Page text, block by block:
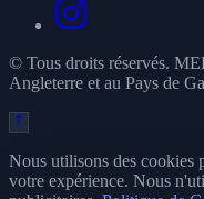
© Tous droits réservés.
Angleterre et au Pays de
Nous utilisons des cookies
votre expérience. Nous